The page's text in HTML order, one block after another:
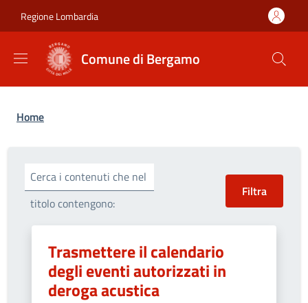
Regione Lombardia
Comune di Bergamo
Briciole di pane
Home
Cerca i contenuti che nel
titolo contengono:
Trasmettere il calendario
degli eventi autorizzati in
deroga acustica